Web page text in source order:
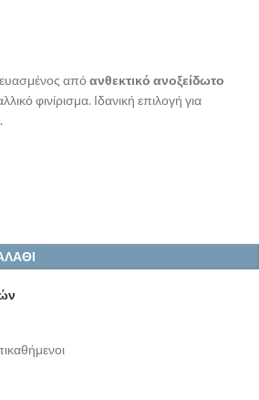
από ανθεκτικό ανοξείδωτο
φινίρισμα. Ιδανική επιλογή για